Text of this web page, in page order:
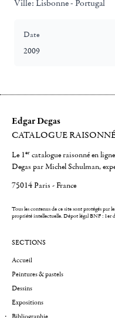
Ville: Lisbonne - Portugal
Date
2009
Edgar Degas
CATALOGUE
Le 1er catalogue raisonné en
Degas par Michel Schulman,
75014 Paris - France
Tous les contenus de ce site sont protégés par
propriété intellectuelle.Dépot légal BNF : 1er
SECTIONS
Accueil
Peintures & pastels
Dessins
Expositions